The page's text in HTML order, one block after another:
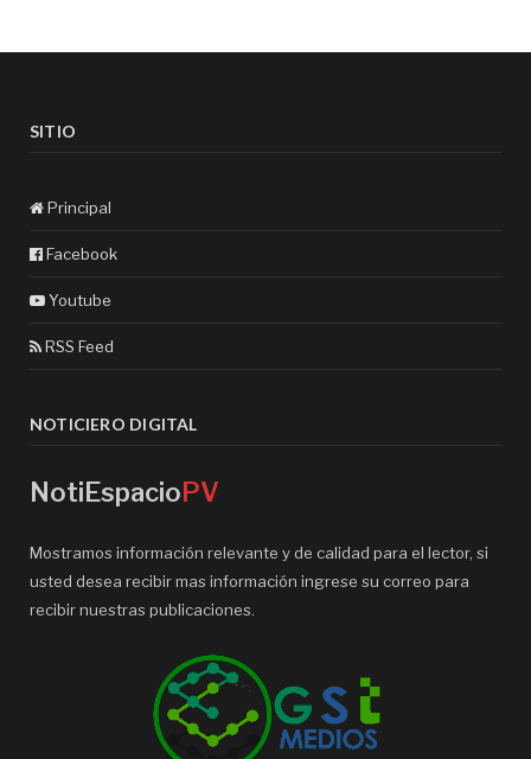
SITIO
Principal
Facebook
Youtube
RSS Feed
NOTICIERO DIGITAL
NotiEspacio PV
Mostramos información relevante y de calidad para el lector, si
usted desea recibir mas información ingrese su correo para
recibir nuestras publicaciones.